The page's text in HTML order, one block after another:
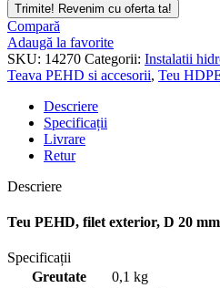
Trimite! Revenim cu oferta ta!
Compară
Adaugă la favorite
SKU: 14270 Categorii: Instalatii
Teava PEHD si accesorii, Teu
Descriere
Specificații
Livrare
Retur
Descriere
Teu PEHD, filet exterior, D 20
Specificații
Greutate
0,1 kg